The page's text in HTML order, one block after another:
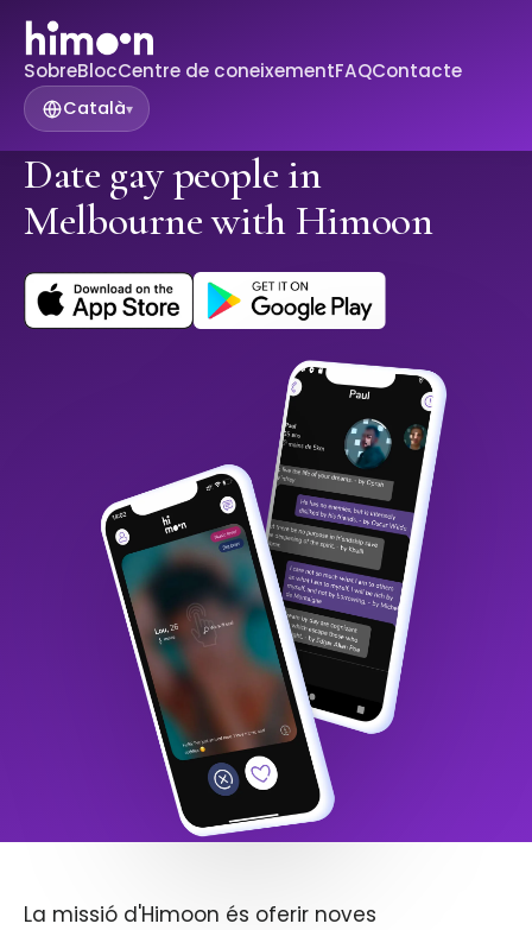
SobreBlocCentre de coneixementFAQContacte
Català▾
Date gay people in
Melbourne with Himoon
La missió d'Himoon és oferir noves